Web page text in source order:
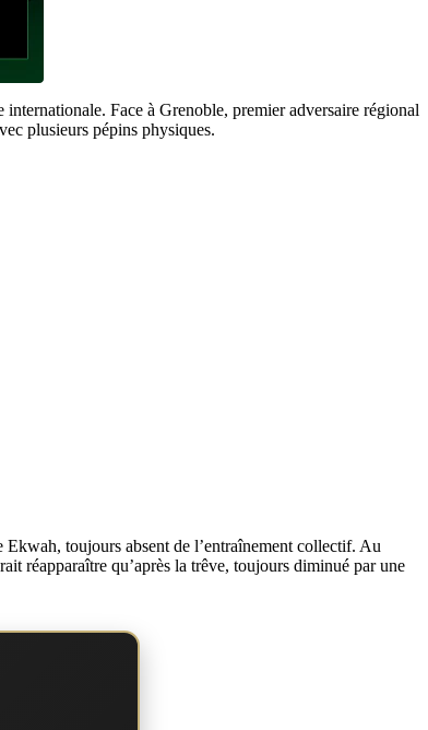
Face à Grenoble, premier adversaire régional
plusieurs pépins physiques.
toujours absent de l’entraînement collectif. Au
réapparaître qu’après la trêve, toujours diminué par une